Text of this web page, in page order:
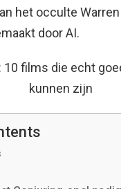
het occulte
door AI.
10 films die echt
kunnen zijn